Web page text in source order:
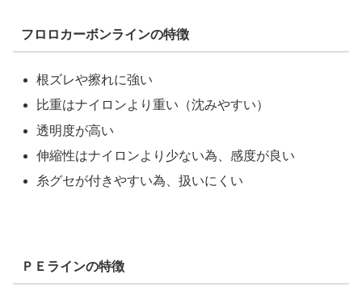
フロロカーボンラインの特徴
根ズレや擦れに強い
比重はナイロンより重い（沈みやすい）
透明度が高い
伸縮性はナイロンより少ない為、感度が良い
糸グセが付きやすい為、扱いにくい
ＰＥラインの特徴